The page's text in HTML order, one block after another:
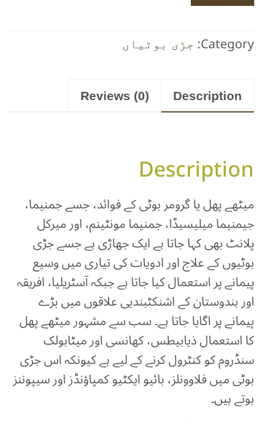
Category: جڑی بوٹیاں
Description
Reviews (0)
Description
میٹھے پھل یا گرومر بوٹی کے فوائد، جسے جمنیما،
جیمنیما میلیسیڈا، جمنیما مونٹینم، اور میرکل
پلانٹ بھی کہا جاتا ہے ایک جھاڑی ہے جسے جڑی
بوٹیوں کے علاج اور ادویات کی تیاری میں وسیع
پیمانے پر استعمال کیا جاتا ہے جبکہ آسٹریلیا، افریقہ
اور ہندوستان کے اشنکٹبندیی علاقوں میں بڑے
پیمانے پر اگایا جاتا ہے۔ سب سے مشہور میٹھے پھل
کا استعمال ذیابیطس، کھانسی اور میٹابولک
سنڈروم کو کنٹرول کرنے کے لیے ہے کیونکہ اس جڑی
بوٹی میں فلاوونلز، بائیو ایکٹیو کمپاؤنڈز اور سیپوننز
ہوتے ہیں۔